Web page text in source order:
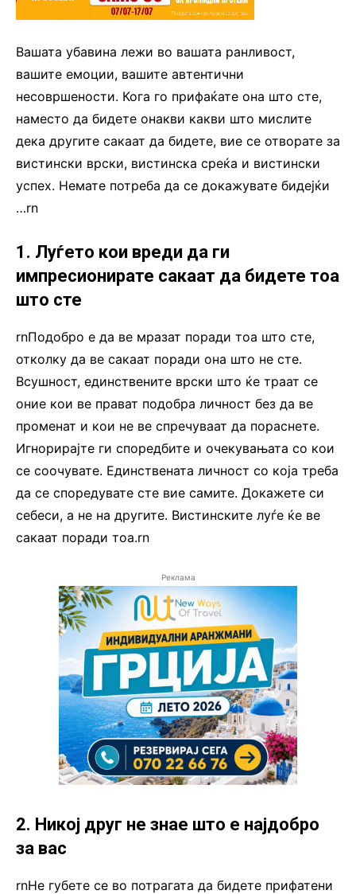
Вашата убавина лежи во вашата ранливост,
вашите емоции, вашите автентични
несовршености. Кога го прифаќате она што сте,
наместо да бидете онакви какви што мислите
дека другите сакаат да бидете, вие се отворате за
вистински врски, вистинска среќа и вистински
успех. Немате потреба да се докажувате бидејќи
…rn
1. Луѓето кои вреди да ги
импресионирате сакаат да бидете тоа
што сте
rnПодобро е да ве мразат поради тоа што сте,
отколку да ве сакаат поради она што не сте.
Всушност, единствените врски што ќе траат се
оние кои ве прават подобра личност без да ве
променат и кои не ве спречуваат да пораснете.
Игнорирајте ги споредбите и очекувањата со кои
се соочувате. Единствената личност со која треба
да се споредувате сте вие самите. Докажете си
себеси, а не на другите. Вистинските луѓе ќе ве
сакаат поради тоа.rn
Реклама
2. Никој друг не знае што е најдобро
за вас
rnНе губете се во потрагата да бидете прифатени